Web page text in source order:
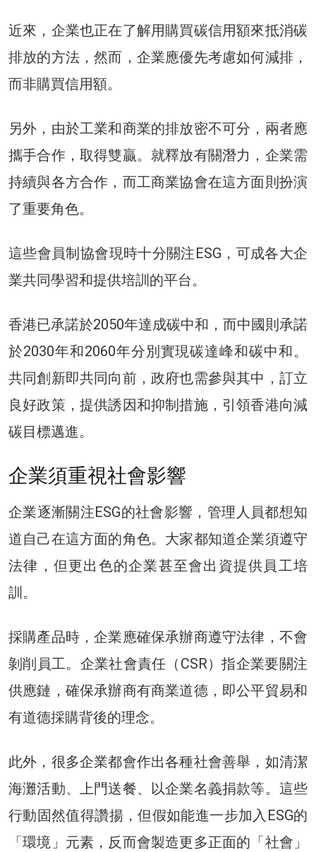
近來，企業也正在了解用購買碳信用額來抵消碳
排放的方法，然而，企業應優先考慮如何減排，
而非購買信用額。
另外，由於工業和商業的排放密不可分，兩者應
攜手合作，取得雙贏。就釋放有關潛力，企業需
持續與各方合作，而工商業協會在這方面則扮演
了重要角色。
這些會員制協會現時十分關注ESG，可成各大企
業共同學習和提供培訓的平台。
香港已承諾於2050年達成碳中和，而中國則承諾
於2030年和2060年分別實現碳達峰和碳中和。
共同創新即共同向前，政府也需參與其中，訂立
良好政策，提供誘因和抑制措施，引領香港向減
碳目標邁進。
企業須重視社會影響
企業逐漸關注ESG的社會影響，管理人員都想知
道自己在這方面的角色。大家都知道企業須遵守
法律，但更出色的企業甚至會出資提供員工培
訓。
採購產品時，企業應確保承辦商遵守法律，不會
剝削員工。企業社會責任（CSR）指企業要關注
供應鏈，確保承辦商有商業道德，即公平貿易和
有道德採購背後的理念。
此外，很多企業都會作出各種社會善舉，如清潔
海灘活動、上門送餐、以企業名義捐款等。這些
行動固然值得讚揚，但假如能進一步加入ESG的
「環境」元素，反而會製造更多正面的「社會」